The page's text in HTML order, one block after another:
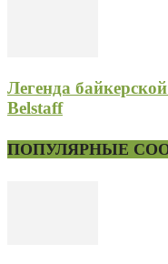
Легенда
Belstaff
ПОПУЛЯРНЫЕ